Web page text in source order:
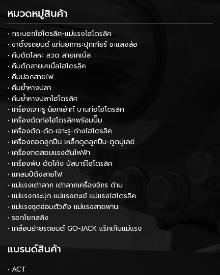
หมวดหมู่สินค้า
• กระบอกไฮโดรลิค-แม่แรงไฮโดรลิค
• ขาตั้งรถยนต์ แท่นยกกระปุกเกียร์ ชะแลงล้อ
• คีมตัดโลหะ ลวด สายเคเบิ้ล
• คีมตัดสายเคเบิ้ลไฮโดรลิค
• คีมปอกสายไฟ
• คีมย้ำหางปลา
• คีมย้ำหางปลาไฮโดรลิค
• เครื่องเจาะรู น็อคเอ้าท์ บานท่อไฮโดรลิค
• เครื่องดัดท่อไฮโดรลิคพร้อมปั๊ม
• เครื่องตัด-ดัด-เจาะรู-ถ่างไฮโดรลิค
• เครื่องถอดลูกปืน เหล็กดูดลูกปืน-ดูดมู่เลย์
• เครื่องทดสอบแรงดันไฟฟ้า
• เครื่องพับ ดัดโค้ง บัสบาร์ไฮโดรลิค
• แคลมป์ดึงสายไฟ
• แม่แรงเต่าลาก เต่าลากเครื่องจักร ด้าม
• แม่แรงกระปุก แม่แรงตะเข้ แม่แรงไฮโดรลิค
• แม่แรงชุดซ่อมตัวถัง แม่แรงสายพาน
• รอกโยกสลิง
• เคลื่อนย้ายรถยนต์ GO-JACK แร็คเก็บแม่แรง
แบรนด์สินค้า
• ACT